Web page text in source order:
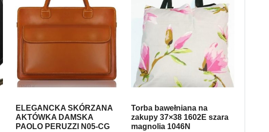
ELEGANCKA SKÓRZANA
AKTÓWKA DAMSKA
PAOLO PERUZZI N05-CG
Torba bawełniana na
zakupy 37×38 1602E szara
magnolia 1046N